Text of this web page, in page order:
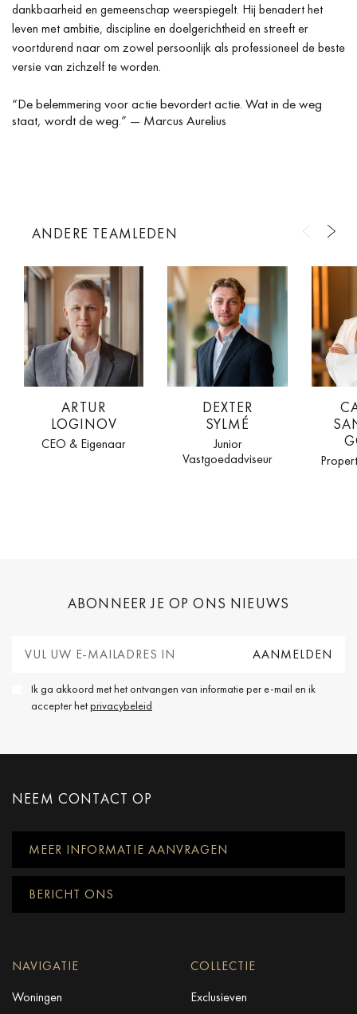
dankbaarheid en gemeenschap weerspiegelt. Hij benadert het
leven met ambitie, discipline en doelgerichtheid en streeft er
voortdurend naar om zowel persoonlijk als professioneel de beste
versie van zichzelf te worden.
“De belemmering voor actie bevordert actie. Wat in de weg
staat, wordt de weg.” — Marcus Aurelius
ANDERE TEAMLEDEN
ARTUR
LOGINOV
CEO & Eigenaar
DEXTER
SYLMÉ
Junior
Vastgoedadviseur
ABONNEER JE OP ONS NIEUWS
Ik ga akkoord met het ontvangen van informatie per e-mail en ik
accepter hetprivacybeleid
NEEM CONTACT OP
MEER INFORMATIE AANVRAGEN
BERICHT ONS
NAVIGATIE
Woningen
COLLECTIE
Exclusieven